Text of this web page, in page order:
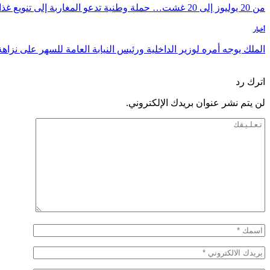
من 20 يوليوز إلى 20 غشت… حملة وطنية تدعو المغاربة إلى تنويع غذائهم
أخبار
الملك يوجه أمره لوزير الداخلية ورئيس النيابة العامة للسهر على
اترك رد
لن يتم نشر عنوان بريدك الإلكتروني.